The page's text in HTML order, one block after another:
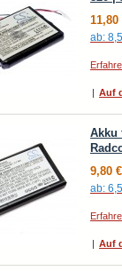
11,80
ab:
| Auf
Akku
9,80 €
ab:
| Auf